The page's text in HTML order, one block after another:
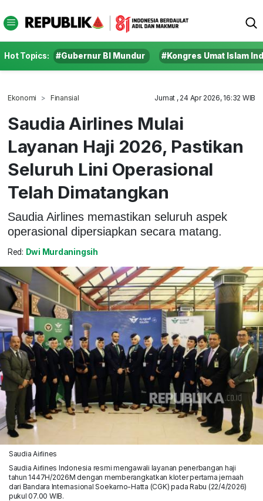
Hot Topics: #Gubernur BI Mundur #Kongres Umat Islam
Ekonomi Finansial Jumat , 24 Apr 2026, 16:32 WIB
Saudia Airlines Mulai
Layanan Haji 2026, Pastikan
Seluruh Lini Operasional
Telah Dimatangkan
Saudia Airlines memastikan seluruh aspek
operasional dipersiapkan secara matang.
Red: Dwi Murdaningsih
Saudia Airlines
Saudia Airlines Indonesia resmi mengawali layanan penerbangan haji
tahun 1447H/2026M dengan memberangkatkan kloter pertama jemaah
dari Bandara Internasional Soekarno-Hatta (CGK) pada Rabu (22/4/2026)
pukul 07.00 WIB.